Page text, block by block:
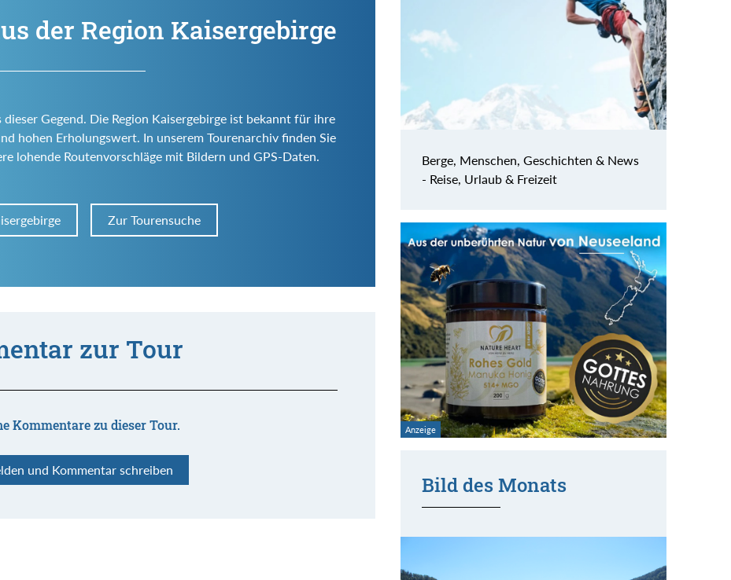
der Region Kaisergebirge
Gegend. Die Region Kaisergebirge ist bekannt für ihre
hohen Erholungswert. In unserem Tourenarchiv finden Sie
lohende Routenvorschläge mit Bildern und GPS-Daten.
Zur Tourensuche
zur Tour
Kommentare zu dieser Tour.
und Kommentar schreiben
Berge, Menschen, Geschichten & News
- Reise, Urlaub & Freizeit
Bild des Monats